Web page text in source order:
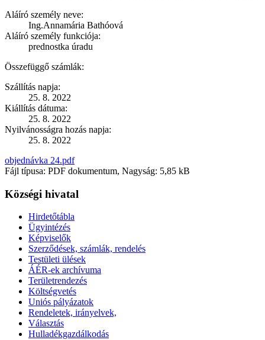
Aláíró személy neve:
Ing.Annamária Bathóová
Aláíró személy funkciója:
prednostka úradu
Összefüggő számlák:
Szállítás napja:
25. 8. 2022
Kiállítás dátuma:
25. 8. 2022
Nyilvánosságra hozás napja:
25. 8. 2022
objednávka 24.pdf
Fájl típusa: PDF dokumentum, Nagyság: 5,85 kB
Községi hivatal
Hirdetőtábla
Ügyintézés
Képviselők
Szerződések, számlák, rendelés
Testületi ülések
ÁÉR-ek archívuma
Területrendezés
Költségvetés
Uniós pályázatok
Rendeletek, irányelvek,
Választás
Hulladékgazdálkodás